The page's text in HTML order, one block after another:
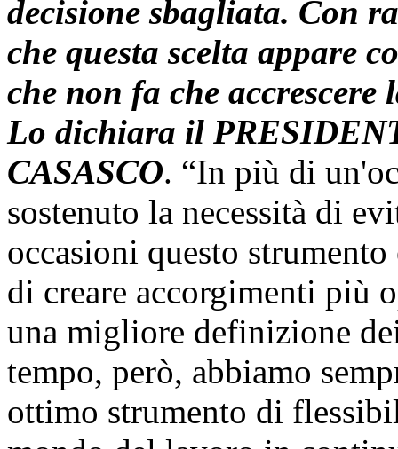
decisione sbagliata. Con
che questa scelta appare
che non fa che accrescere
Lo dichiara il
CASASCO. “In più di
sostenuto la necessità di
occasioni questo
di creare accorgimenti più
una migliore definizione
tempo, però, abbiamo
ottimo strumento di